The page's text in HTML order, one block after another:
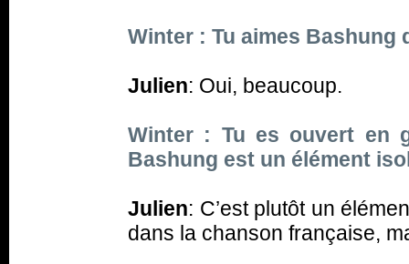
Winter : Tu aimes Bashung
Julien: Oui, beaucoup.
Winter : Tu es ouvert en
Bashung est un élément
Julien: C’est plutôt un
dans la chanson française,